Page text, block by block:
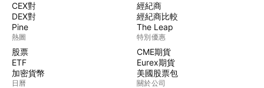
CEX對
DEX對
Pine
熱圖
股票
ETF
加密貨幣
日曆
經紀商
經紀商比較
The Leap
特別優惠
CME期貨
Eurex期貨
美國股票包
關於公司